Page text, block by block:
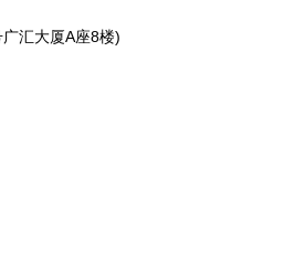
汇大厦A座8楼)